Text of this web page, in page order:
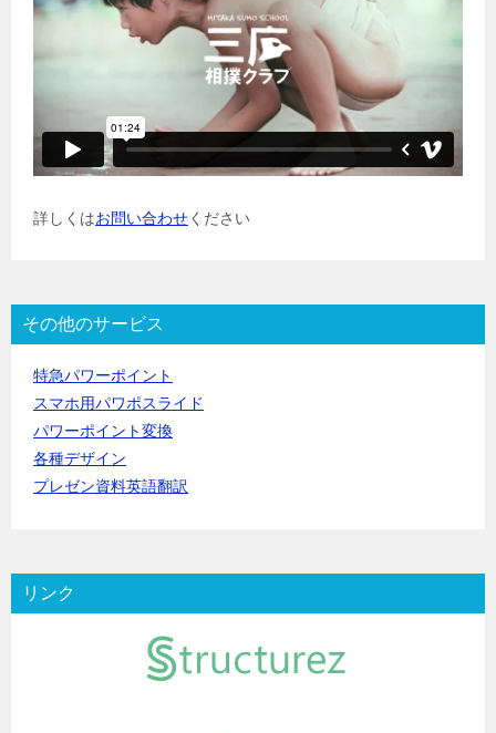
詳しくはお問い合わせください
その他のサービス
特急パワーポイント
スマホ用パワポスライド
パワーポイント変換
各種デザイン
プレゼン資料英語翻訳
リンク